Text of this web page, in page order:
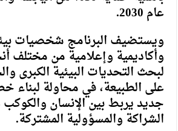
عام 2030.
ويستضيف البرنامج شخصيات
وأكاديمية وإعلامية من مختلف
لبحث التحديات البيئية الكبرى
على الطبيعة، في محاولة لبناء
جديد يربط بين الإنسان
الشراكة والمسؤولية المشتركة.